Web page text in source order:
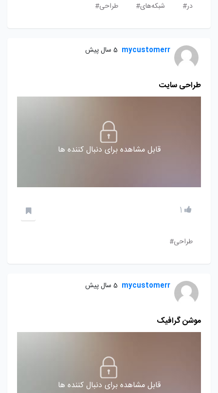
در# شبکه‌های# طراحی#
mycustomerr 5 سال پیش
طراحی سایت
قابل مشاهده برای دنبال کننده ها
1
طراحی#
mycustomerr 5 سال پیش
موشن گرافیک
قابل مشاهده برای دنبال کننده ها